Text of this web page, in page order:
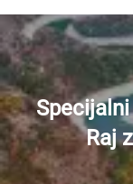
Navigacija
članaka
Raj